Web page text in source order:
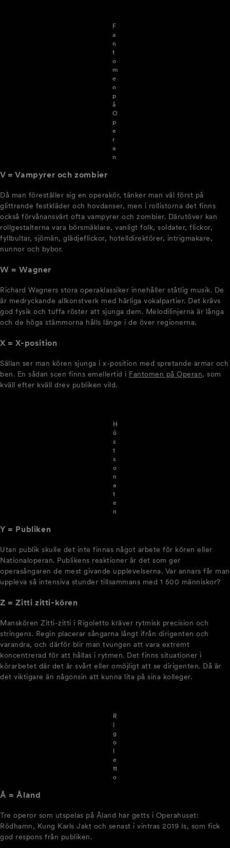
F
a
n
t
o
m
e
n
p
å
O
p
e
r
a
n
V = Vampyrer och zombier
Då man föreställer sig en operakör, tänker man väl först på
glittrande festkläder och hovdanser, men i rollistorna det finns
också förvånansvärt ofta vampyrer och zombier. Därutöver kan
rollgestalterna vara börsmäklare, vanligt folk, soldater, flickor,
fyllbultar, sjömän, glädjeflickor, hotelldirektörer, intrigmakare,
nunnor och bybor.
W = Wagner
Richard Wagners stora operaklassiker innehåller ståtlig musik. De
är medryckande allkonstverk med härliga vokalpartier. Det krävs
god fysik och tuffa röster att sjunga dem. Melodilinjerna är långa
och de höga stämmorna hålls länge i de över regionerna.
X = X-position
Sällan ser man kören sjunga i x-position med spretande armar och
ben. En sådan scen finns emellertid i Fantomen på Operan, som
kväll efter kväll drev publiken vild.
H
ö
s
t
s
o
n
a
t
e
n
Y = Publiken
Utan publik skulle det inte finnas något arbete för kören eller
Nationaloperan. Publikens reaktioner är det som ger
operasångaren de mest givande upplevelserna. Var annars får man
uppleva så intensiva stunder tillsammans med 1 500 människor?
Z = Zitti zitti-kören
Manskören Zitti-zitti i Rigoletto kräver rytmisk precision och
stringens. Regin placerar sångarna långt ifrån dirigenten och
varandra, och därför blir man tvungen att vara extremt
koncentrerad för att hållas i rytmen. Det finns situationer i
körarbetet där det är svårt eller omöjligt att se dirigenten. Då är
det viktigare än någonsin att kunna lita på sina kolleger.
R
i
g
o
e
tt
o
Å = Åland
Tre operor som utspelas på Åland har getts i Operahuset:
Rödhamn, Kung Karls Jakt och senast i vintras 2019 Is, som fick
god respons från publiken.